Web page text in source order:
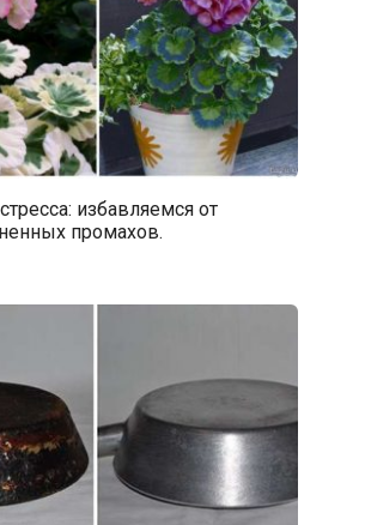
избавляемся от
промахов.